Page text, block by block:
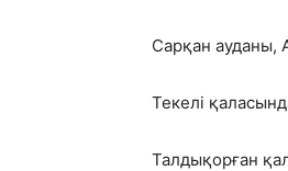
Сарқан ауданы,
Текелі
Талдықорған